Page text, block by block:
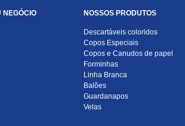
NEGÓCIO NOSSOS PRODUTOS
Descartáveis coloridos
Copos Especiais
Copos e Canudos de papel
Forminhas
Linha Branca
Balões
Guardanapos
Velas